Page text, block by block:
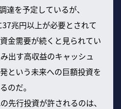
達を予定しているが、
兆円以上が必要とされて
金需要が続くと見られてい
出す高収益のキャッシュ
という未来への巨額投資を
のだ。
先行投資が許されるのは、